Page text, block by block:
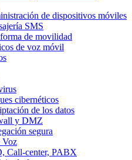
de dispositivos móviles
SMS
de movilidad
de voz móvil
cibernéticos
de los datos
y DMZ
segura
Voz
Call-center, PABX